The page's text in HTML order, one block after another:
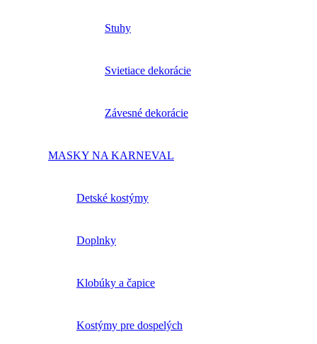
Stuhy
Svietiace dekorácie
Závesné dekorácie
MASKY NA KARNEVAL
Detské kostýmy
Doplnky
Klobúky a čapice
Kostýmy pre dospelých